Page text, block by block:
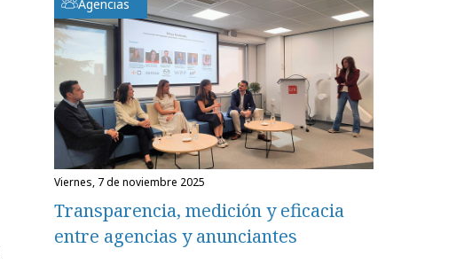
Agencias
viernes, 7 de noviembre 2025
Transparencia, medición y eficacia
entre agencias y anunciantes